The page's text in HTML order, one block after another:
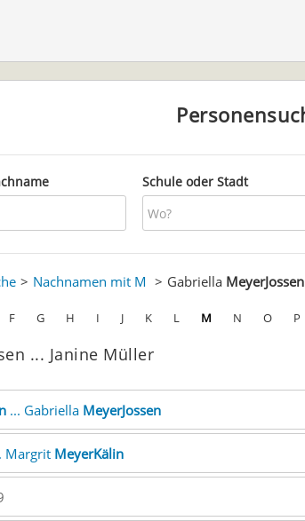
Schule oder Stadt
Nachnamen mit M Gabriella MeyerJossen
F G H I J K L M N O P
... Janine Müller
... Gabriella MeyerJossen
Margrit MeyerKälin